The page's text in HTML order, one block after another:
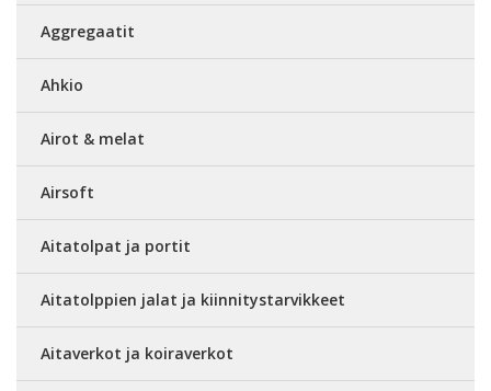
Aggregaatit
Ahkio
Airot & melat
Airsoft
Aitatolpat ja portit
Aitatolppien jalat ja kiinnitystarvikkeet
Aitaverkot ja koiraverkot